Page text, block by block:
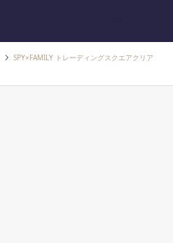
SPY×FAMILY トレーディングスクエアクリア